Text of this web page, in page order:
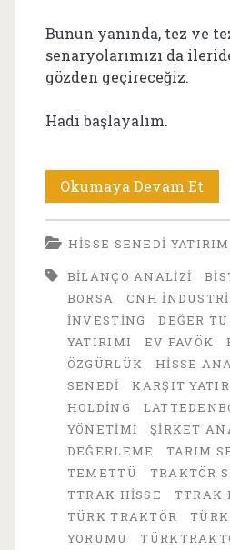
Bunun yanında, tez ve
senaryolarımızı da
gözden geçireceğiz.
Hadi başlayalım.
Okumaya Devam Et
Mu,
mı?
HISSE SENEDI
BILANÇO ANALIZI
BORSA
CNH
INVESTING
DEĞER
YATIRIMI
EV FAVÖK
ÖZGÜRLÜK
HISSE
SENEDI
KARŞIT
HOLDING
YÖNETIMI
ŞIRKET
DEĞERLEME
TARIM
TEMETTÜ
TRAKTÖR
TTRAK HISSE
TTRAK
TÜRK TRAKTÖR
YORUMU